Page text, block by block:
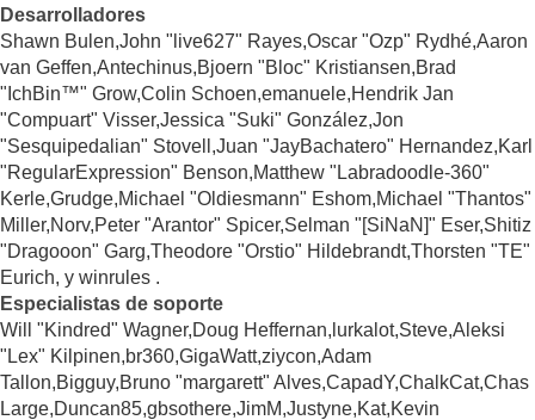
Desarrolladores
Shawn Bulen,John "live627" Rayes,Oscar "Ozp" Rydhé,Aaron
van Geffen,Antechinus,Bjoern "Bloc" Kristiansen,Brad
"IchBin™" Grow,Colin Schoen,emanuele,Hendrik Jan
"Compuart" Visser,Jessica "Suki" González,Jon
"Sesquipedalian" Stovell,Juan "JayBachatero" Hernandez,Karl
"RegularExpression" Benson,Matthew "Labradoodle-360"
Kerle,Grudge,Michael "Oldiesmann" Eshom,Michael "Thantos"
Miller,Norv,Peter "Arantor" Spicer,Selman "[SiNaN]" Eser,Shitiz
"Dragooon" Garg,Theodore "Orstio" Hildebrandt,Thorsten "TE"
Eurich, y winrules .
Especialistas de soporte
Will "Kindred" Wagner,Doug Heffernan,lurkalot,Steve,Aleksi
"Lex" Kilpinen,br360,GigaWatt,ziycon,Adam
Tallon,Bigguy,Bruno "margarett" Alves,CapadY,ChalkCat,Chas
Large,Duncan85,gbsothere,JimM,Justyne,Kat,Kevin